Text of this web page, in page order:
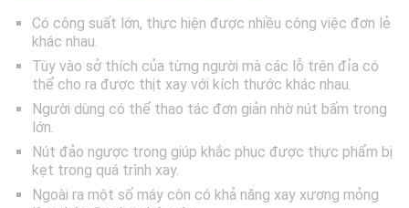
Có công suất lớn, thực hiện được nhiều công việc đơn lẻ
khác nhau.
Tùy vào sở thích của từng người mà các lỗ trên đỉa có
thể cho ra được thịt xay với kích thước khác nhau.
Người dùng có thể thao tác đơn giản nhờ nút bấm trong
lớn.
Nút đảo ngược trong giúp khắc phục được thực phẩm bị
kẹt trong quá trình xay.
Ngoài ra một số máy còn có khả năng xay xương mỏng